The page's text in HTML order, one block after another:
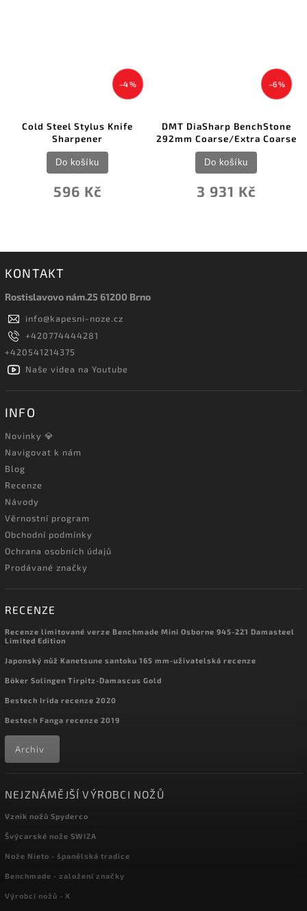
–4 %
Cold Steel Stylus Knife
Sharpener
596 Kč
Do košíku
–6 %
DMT DiaSharp BenchStone
292mm Coarse/Extra Coarse
3 931 Kč
Do košíku
KONTAKT
Rostislavovo nám.25 61200 Brno
info@kapesni-noze.cz
+420774444281
+420541214375
Naše videa na Youtube
INFO
Novinky 💎
Navigovat k nám
Blog
Recenze
Návody
Věrnostní program
Obchodní podmínky
Ochrana osobních údajů
Prodávané značky
RECENZE
Recenze limitované verze Benchmade Mini Osborne 945-221 Damasteel
Limited Edition
Japonský nůž Kanetsune santoku 165 mm-uživatelská recenze
Böker Solingen Tirpitz-Damascus Gold
Bestech Irida recenze 2020
Bestech Fanga recenze 2019
Archiv
NEJZNÁMĚJŠÍ VÝROBCI NOŽŮ
Vznik nožů Spyderco
Švýcarské nože SWIZA
Nože Nieto - španělská tradice
Benchmade - založení značky
Výrobci nožů - X